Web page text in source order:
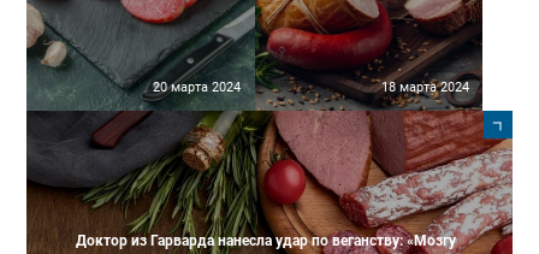
20 марта 2024 18 марта 2024
Доктор из Гарварда нанесла удар по веганству: «Мозгу